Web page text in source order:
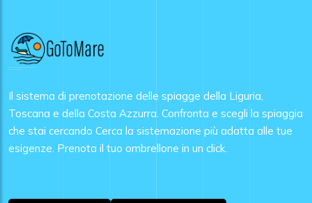
Il sistema di prenotazione delle spiagge della Liguria,
Toscana e della Costa Azzurra. Confronta e scegli la spiaggia
che stai cercando Cerca la sistemazione più adatta alle tue
esigenze. Prenota il tuo ombrellone in un click.